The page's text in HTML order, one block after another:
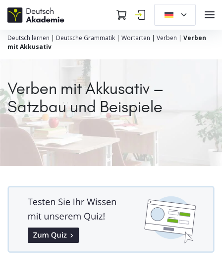
Deutsch lernen | Deutsche Grammatik | Wortarten | Verben | Verben
mit Akkusativ
Verben mit Akkusativ –
Satzbau und Beispiele